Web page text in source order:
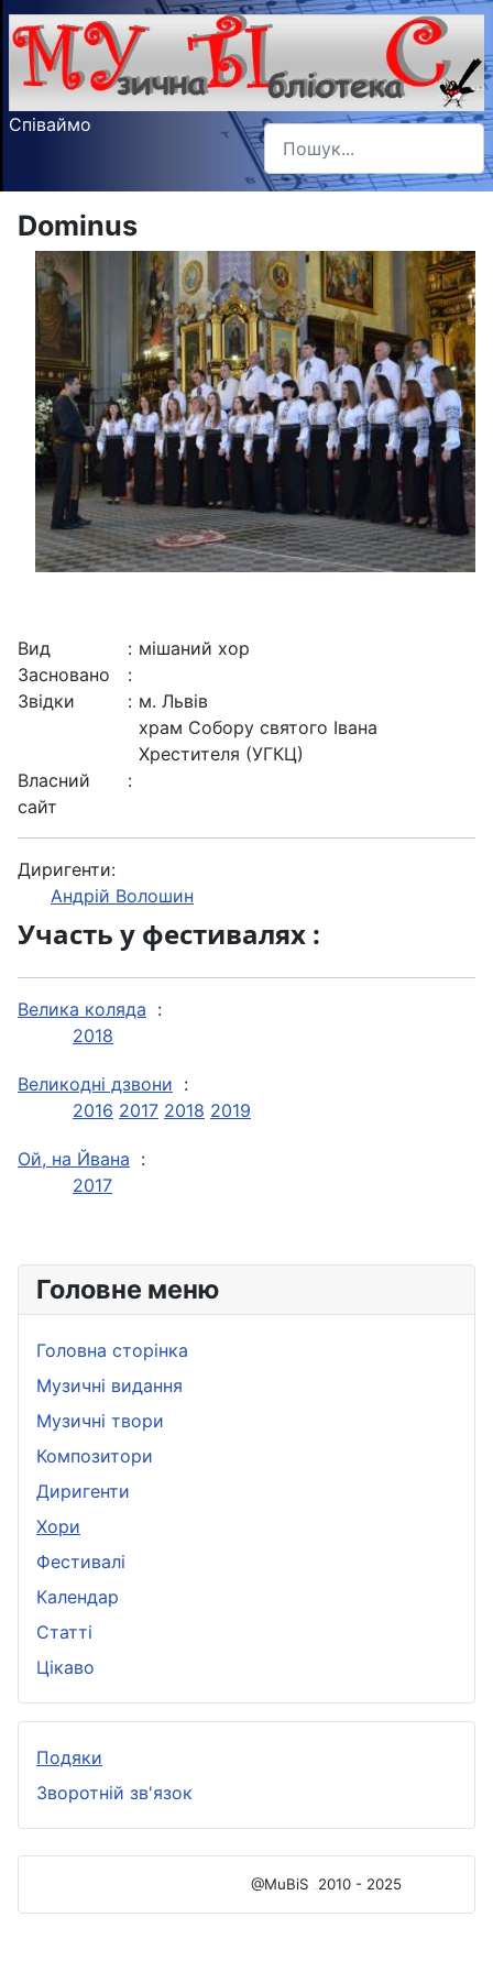
Співаймо Пошук
Type 2 or more characters
Головне меню
Головна сторінка
Музичні видання
Музичні твори
Композитори
Диригенти
Хори
Фестивалі
Календар
Статті
Цікаво
Подяки
Зворотній зв'язок
Dominus
Вид : мішаний хор
Засновано
:
Звідки
: м. Львів
храм Собору святого Івана
Хрестителя (УГКЦ)
Власний
сайт
:
Диригенти:
Андрій Волошин
Участь у фестивалях :
Велика коляда :
2018
Великодні дзвони :
2016 2017 2018 2019
Ой, на Йвана :
2017
@MuBiS 2010 - 2025